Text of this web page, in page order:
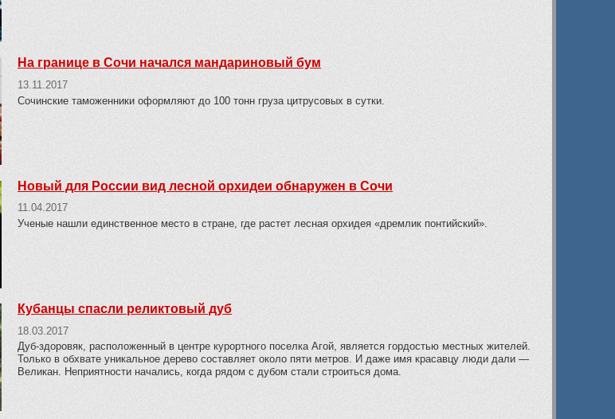
На границе в Сочи начался мандариновый бум
13.11.2017
Сочинские таможенники оформляют до 100 тонн груза цитрусовых в сутки.
Новый для России вид лесной орхидеи обнаружен в Сочи
11.04.2017
Ученые нашли единственное место в стране, где растет лесная орхидея «дремлик понтийский».
Кубанцы спасли реликтовый дуб
18.03.2017
Дуб-здоровяк, расположенный в центре курортного поселка Агой, является гордостью местных жителей.
Только в обхвате уникальное дерево составляет около пяти метров. И даже имя красавцу люди дали —
Великан. Неприятности начались, когда рядом с дубом стали строиться дома.